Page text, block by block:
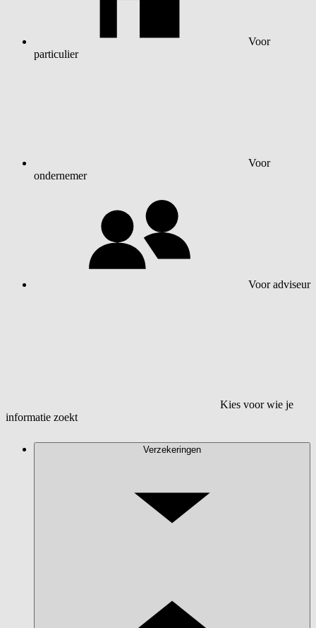
Voor
particulier
Voor
ondernemer
Voor adviseur
Kies voor wie je
informatie zoekt
Verzekeringen